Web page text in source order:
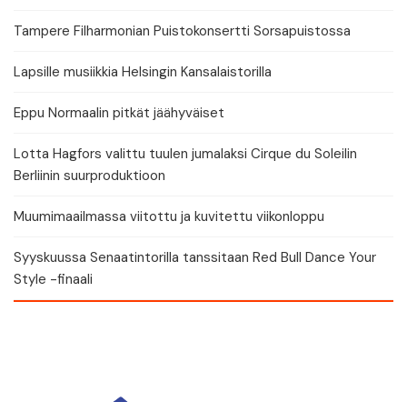
Tampere Filharmonian Puistokonsertti Sorsapuistossa
Lapsille musiikkia Helsingin Kansalaistorilla
Eppu Normaalin pitkät jäähyväiset
Lotta Hagfors valittu tuulen jumalaksi Cirque du Soleilin
Berliinin suurproduktioon
Muumimaailmassa viitottu ja kuvitettu viikonloppu
Syyskuussa Senaatintorilla tanssitaan Red Bull Dance Your
Style -finaali